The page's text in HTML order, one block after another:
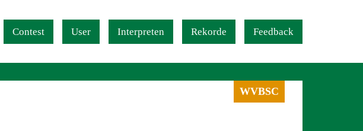
Contest
User Interpreten Rekorde Feedback
WVBSC